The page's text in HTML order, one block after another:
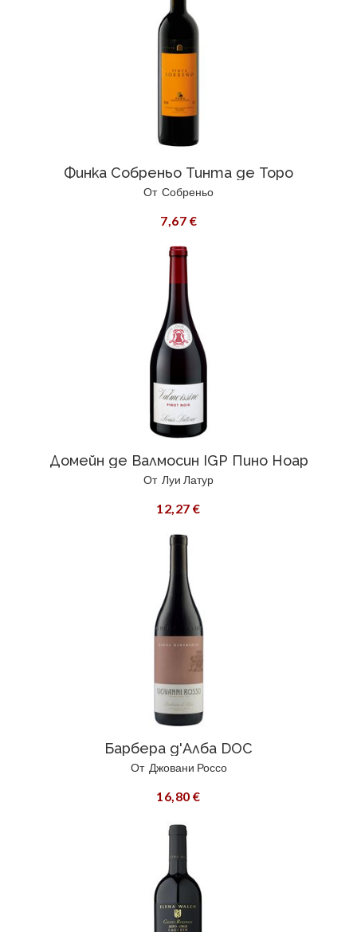
Финка Собреньо Тинта де Торо
От Собреньо
7,67 €
Домейн де Валмосин IGP Пино Ноар
От Луи Латур
12,27 €
Барбера д'Алба DOC
От Джовани Россо
16,80 €